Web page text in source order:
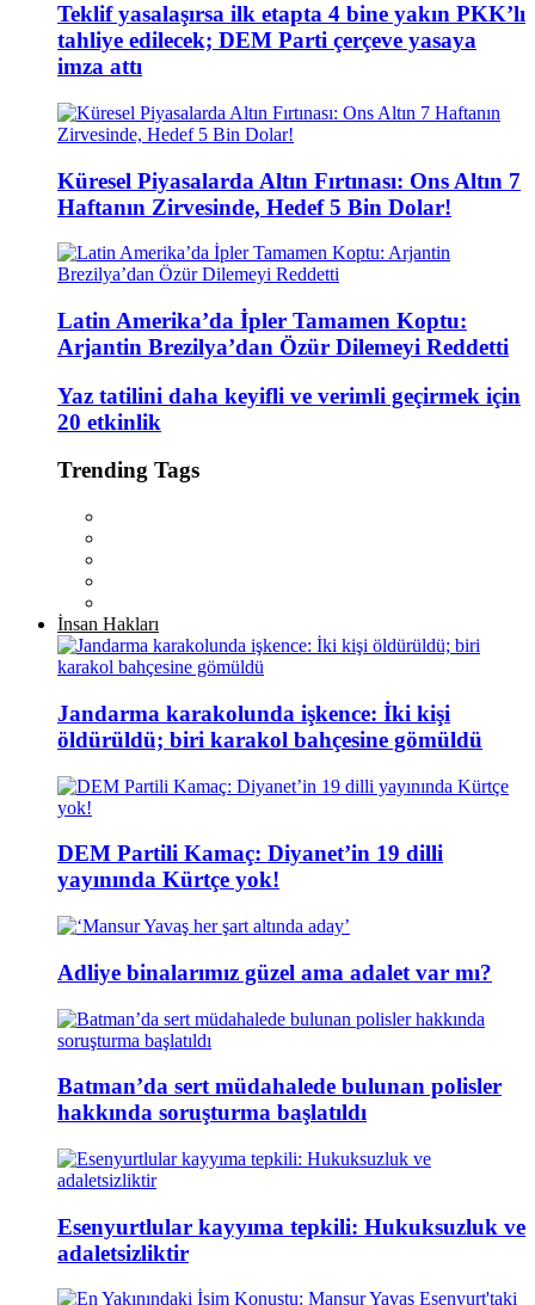
Teklif yasalaşırsa ilk etapta 4 bine yakın PKK’lı
tahliye edilecek; DEM Parti çerçeve yasaya
imza attı
Küresel Piyasalarda Altın Fırtınası: Ons Altın 7
Haftanın Zirvesinde, Hedef 5 Bin Dolar!
Latin Amerika’da İpler Tamamen Koptu:
Arjantin Brezilya’dan Özür Dilemeyi Reddetti
Yaz tatilini daha keyifli ve verimli geçirmek için
20 etkinlik
Trending Tags
İnsan Hakları
Jandarma karakolunda işkence: İki kişi
öldürüldü; biri karakol bahçesine gömüldü
DEM Partili Kamaç: Diyanet’in 19 dilli
yayınında Kürtçe yok!
Adliye binalarımız güzel ama adalet var mı?
Batman’da sert müdahalede bulunan polisler
hakkında soruşturma başlatıldı
Esenyurtlular kayyıma tepkili: Hukuksuzluk ve
adaletsizliktir